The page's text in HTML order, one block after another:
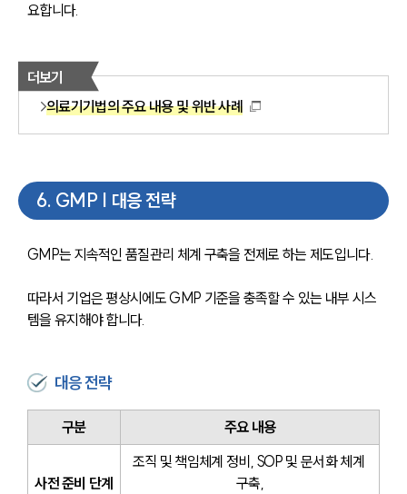
요합니다.
더보기
의료기기법의 주요 내용 및 위반 사례
6. GMP | 대응 전략
GMP는 지속적인 품질관리 체계 구축을 전제로 하는 제도입니다.
따라서 기업은 평상시에도 GMP 기준을 충족할 수 있는 내부 시스
템을 유지해야 합니다.
대응 전략
구분 주요 내용
사전 준비 단계
조직 및 책임체계 정비, SOP 및 문서화 체계
구축,